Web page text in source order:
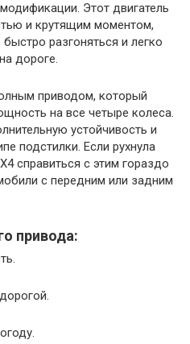
Этот двигатель
и крутящим моментом,
разгоняться и легко
дороге.
приводом, который
на все четыре колеса.
устойчивость и
подстилки. Если рухнула
справиться с этим гораздо
с передним или задним
привода: